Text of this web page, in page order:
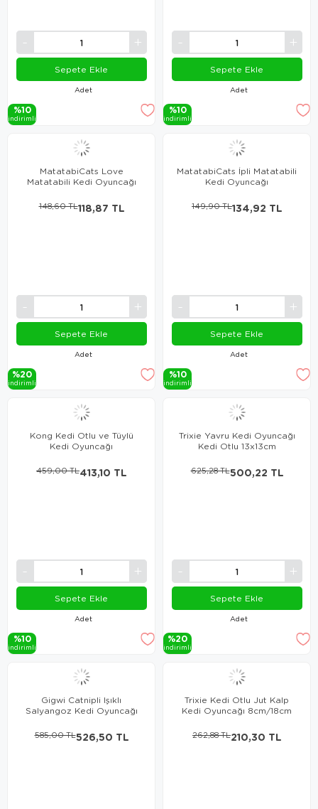
Adet
Sepete Ekle
%10
i̇ndi̇ri̇mli̇
Adet
Sepete Ekle
%10
i̇ndi̇ri̇mli̇
MatatabiCats Love
Matatabili Kedi Oyuncağı
Adet
118,87 TL
148,60 TL
Sepete Ekle
%20
i̇ndi̇ri̇mli̇
MatatabiCats İpli Matatabili
Kedi Oyuncağı
Adet
134,92 TL
149,90 TL
Sepete Ekle
%10
i̇ndi̇ri̇mli̇
Kong Kedi Otlu ve Tüylü
Kedi Oyuncağı
Adet
413,10 TL
459,00 TL
Sepete Ekle
%10
i̇ndi̇ri̇mli̇
Trixie Yavru Kedi Oyuncağı
Kedi Otlu 13x13cm
Adet
500,22 TL
625,28 TL
Sepete Ekle
%20
i̇ndi̇ri̇mli̇
Gigwi Catnipli Işıklı
Salyangoz Kedi Oyuncağı
526,50 TL
585,00 TL
Trixie Kedi Otlu Jut Kalp
Kedi Oyuncağı 8cm/18cm
210,30 TL
262,88 TL